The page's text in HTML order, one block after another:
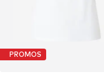
PROMOS